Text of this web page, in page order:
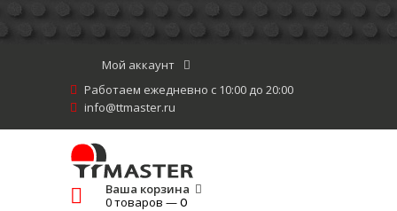
Мой аккаунт
Работаем ежедневно с 10:00 до 20:00
info@ttmaster.ru
Ваша корзина
0 товаров —0